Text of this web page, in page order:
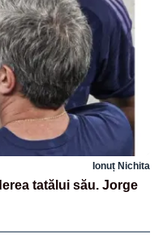
Ionuț Nichita
tatălui său. Jorge